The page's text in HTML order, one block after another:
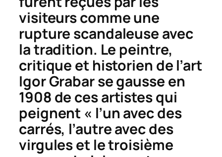
visiteurs comme une
rupture scandaleuse avec
la tradition. Le peintre,
critique et historien de l’art
Igor Grabar se gausse en
1908 de ces artistes qui
peignent « l’un avec des
carrés, l’autre avec des
virgules et le troisième